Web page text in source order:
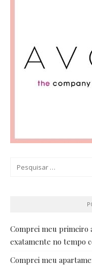
Comprei meu primeiro
exatamente no tempo
Comprei meu